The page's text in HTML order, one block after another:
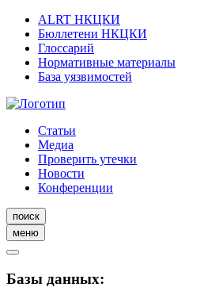
ALRT НКЦКИ
Бюллетени НКЦКИ
Глоссарий
Нормативные материалы
База уязвимостей
Статьи
Медиа
Проверить утечки
Новости
Конференции
поиск
меню
Базы данных: